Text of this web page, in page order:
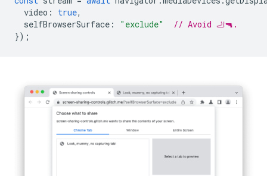
video : true,
selfBrowserSurface : "exclude"
// Avoid 🦶🔫.
});